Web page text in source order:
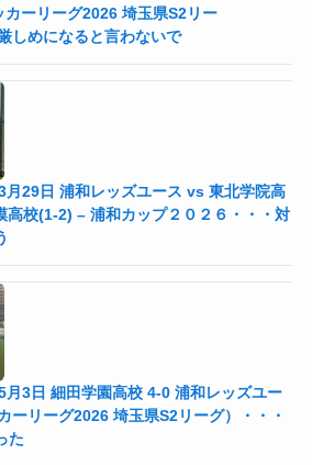
ーリーグ2026 埼玉県S2リー
しめになると言わないで
月29日 浦和レッズユース vs 東北学院高
校(1-2) – 浦和カップ２０２６・・・対
月3日 細田学園高校 4-0 浦和レッズユー
ーリーグ2026 埼玉県S2リーグ）・・・
た